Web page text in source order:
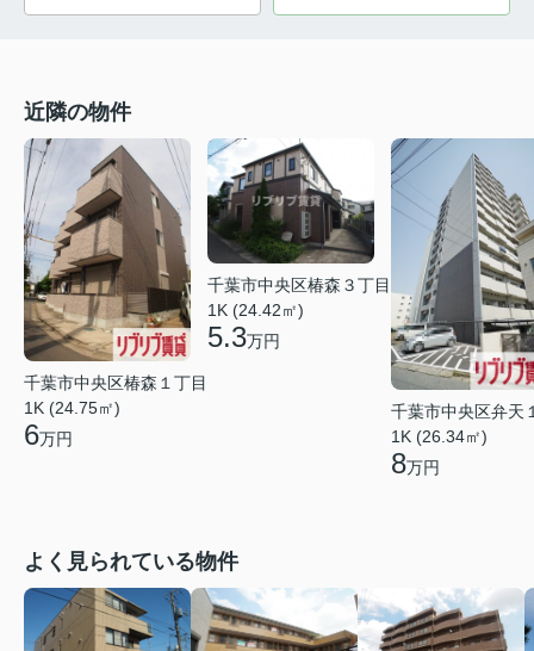
近隣の物件
千葉市中央区椿森１丁目
1K (24.75㎡)
6万円
千葉市中央区椿森３丁目
1K (24.42㎡)
5.3万円
千葉市中央区弁天
1K (26.34㎡)
8万円
よく見られている物件